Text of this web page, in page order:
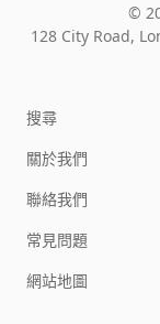
©
128 City Road,
搜尋
關於我們
聯絡我們
常見問題
網站地圖